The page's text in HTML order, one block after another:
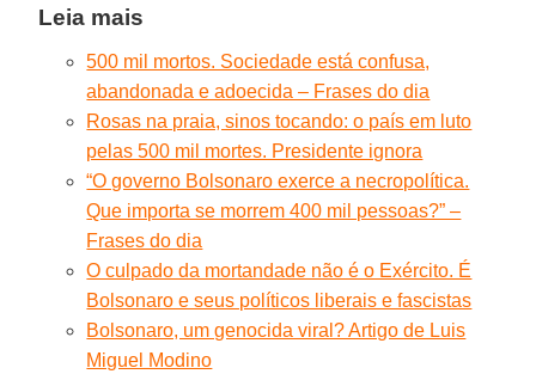
Leia mais
500 mil mortos. Sociedade está confusa,
abandonada e adoecida – Frases do dia
Rosas na praia, sinos tocando: o país em luto
pelas 500 mil mortes. Presidente ignora
“O governo Bolsonaro exerce a necropolítica.
Que importa se morrem 400 mil pessoas?” –
Frases do dia
O culpado da mortandade não é o Exército. É
Bolsonaro e seus políticos liberais e fascistas
Bolsonaro, um genocida viral? Artigo de Luis
Miguel Modino